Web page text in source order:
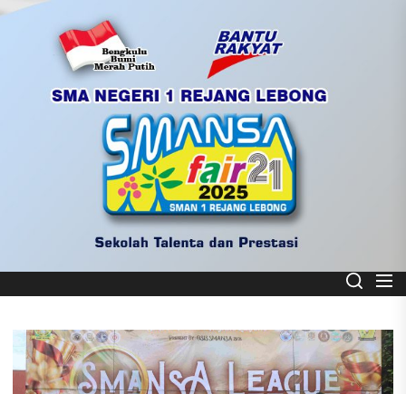
Skip
SMA NEGERI 1 REJANG LEBONG